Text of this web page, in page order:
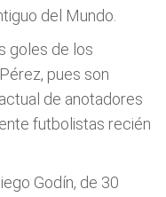
del Mundo.
goles de los
pues son
de anotadores
futbolistas recién
Godín, de 30